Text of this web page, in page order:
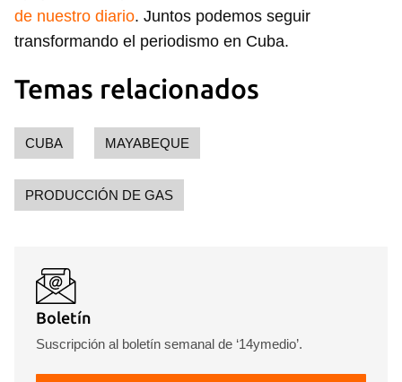
de nuestro diario. Juntos podemos seguir
transformando el periodismo en Cuba.
Temas relacionados
CUBA MAYABEQUE
PRODUCCIÓN DE GAS
Boletín
Suscripción al boletín semanal de ‘14ymedio’.